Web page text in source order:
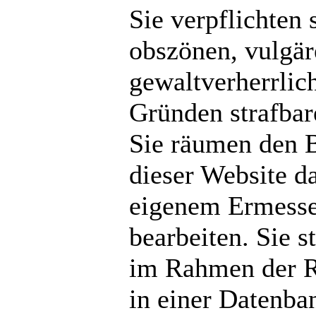
Sie verpflichten
obszönen,
Gründen
Sie räumen den
dieser Website
eigenem
bearbeiten. Sie
im Rahmen der
in einer